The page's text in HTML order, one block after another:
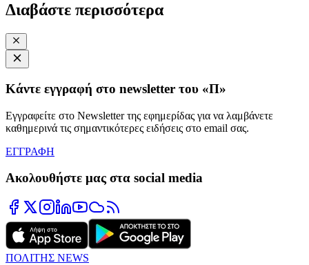
Διαβάστε περισσότερα
Κάντε εγγραφή στο newsletter του «Π»
Εγγραφείτε στο Newsletter της εφημερίδας για να λαμβάνετε
καθημερινά τις σημαντικότερες ειδήσεις στο email σας.
ΕΓΓΡΑΦΗ
Ακολουθήστε μας στα social media
ΠΟΛΙΤΗΣ NEWS